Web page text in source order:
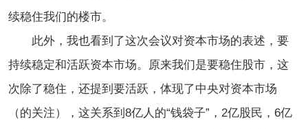
续稳住我们的楼市。
此外，我也看到了这次会议对资本市场的表述，要
持续稳定和活跃资本市场。原来我们是要稳住股市，这
次除了稳住，还提到要活跃，体现了中央对资本市场
（的关注），这关系到8亿人的“钱袋子”，2亿股民，6亿